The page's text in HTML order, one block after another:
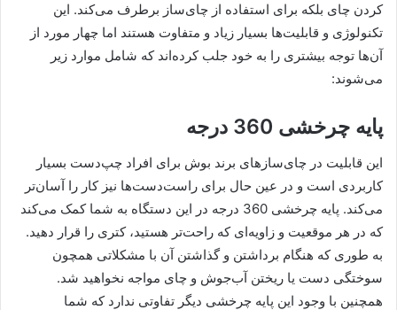
کردن چای بلکه برای استفاده از چای‌ساز برطرف می‌کند. این
تکنولوژی و قابلیت‌ها بسیار زیاد و متفاوت هستند اما چهار مورد از
آن‌ها توجه بیشتری را به خود جلب کرده‌اند که شامل موارد زیر
می‌شوند:
پایه چرخشی 360 درجه
این قابلیت در چای‌سازهای برند بوش برای افراد چپ‌دست بسیار
کاربردی است و در عین حال برای راست‌دست‌ها نیز کار را آسان‌تر
می‌کند. پایه چرخشی 360 درجه در این دستگاه به شما کمک می‌کند
که در هر موقعیت و زاویه‌ای که راحت‌تر هستید، کتری را قرار دهید.
به طوری که هنگام برداشتن و گذاشتن آن با مشکلاتی همچون
سوختگی دست یا ریختن آب‌جوش و چای مواجه نخواهید شد.
همچنین با وجود این پایه چرخشی دیگر تفاوتی ندارد که شما